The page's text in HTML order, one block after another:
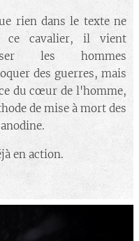
rien dans le texte ne
ce cavalier, il vient
les hommes
des guerres, mais
du cœur de l'homme,
de mise à mort des
en action.